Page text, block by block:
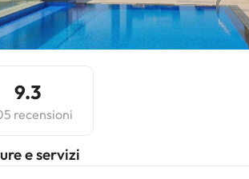
9.3
recensioni
e servizi